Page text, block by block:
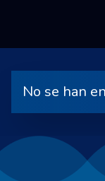
No se han